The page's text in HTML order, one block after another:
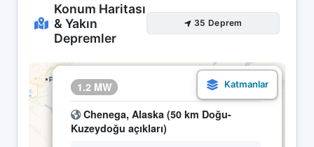
Konum Haritası
& Yakın
Depremler
35 Deprem
1.2 MW 03.05 17:57
Chenega, Alaska (50 km Doğu-
Kuzeydoğu açıkları)
×